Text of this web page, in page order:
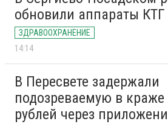
обновили аппараты КТГ
ЗДРАВООХРАНЕНИЕ
14:14
В Пересвете задержали
подозреваемую в краже
рублей через